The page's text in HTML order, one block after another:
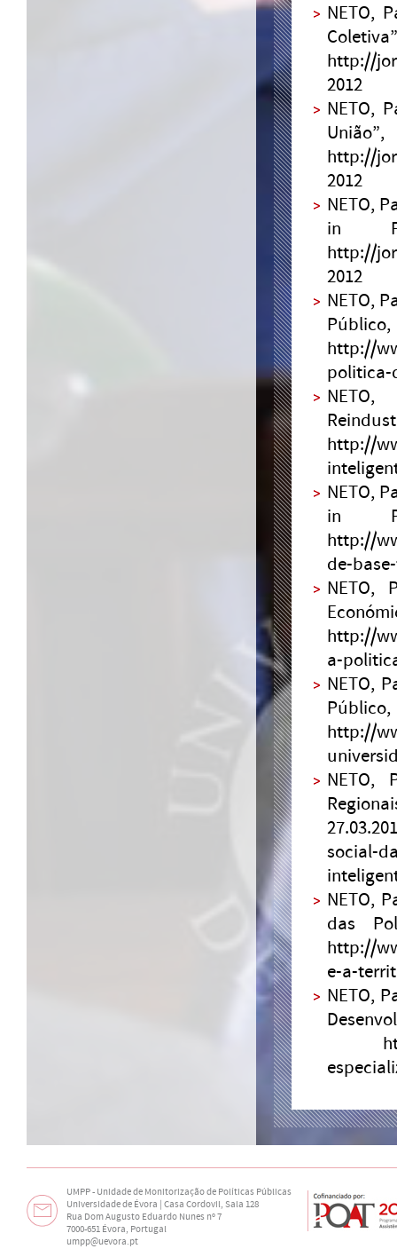
NETO,
http://
2012
NETO,
http://
2012
NETO,
in
http://
2012
NETO,
http://
politica-
http://
NETO,
in
http://
de-
NETO,
http://
a-
NETO,
http://
NETO,
social-
NETO,
das
http://
e-a-
NETO,
http://
UMPP - Unidade de Monitorização de Políticas Públicas
Universidade de Évora | Casa Cordovil, Sala 128
Rua Dom Augusto Eduardo Nunes nº 7
7000-651 Évora, Portugal
umpp@uevora.pt